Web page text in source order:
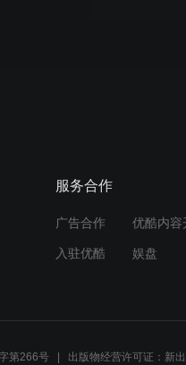
服务合作
广告合作 优酷内容
入驻优酷 娱盘
第266号 出版物经营许可证：新